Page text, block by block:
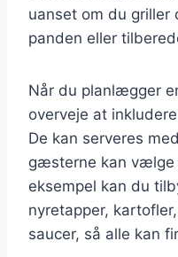
uanset om du griller
panden eller
Når du planlægger
overveje at
De kan serveres
gæsterne kan vælge
eksempel kan du
nyretapper,
saucer, så alle kan